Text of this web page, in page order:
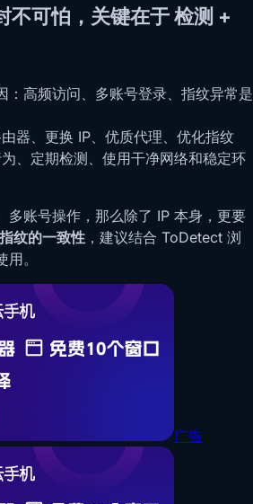
不可怕，关键在于检测 +
：高频访问、多账号登录、指纹异常是
由器、更换 IP、优质代理、优化指纹
为、定期检测、使用干净网络和稳定环
多账号操作，那么除了 IP 本身，更要
纹的一致性 ，建议结合 ToDetect 浏
。
广告